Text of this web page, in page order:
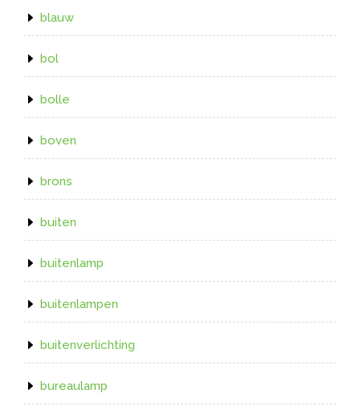
blauw
bol
bolle
boven
brons
buiten
buitenlamp
buitenlampen
buitenverlichting
bureaulamp